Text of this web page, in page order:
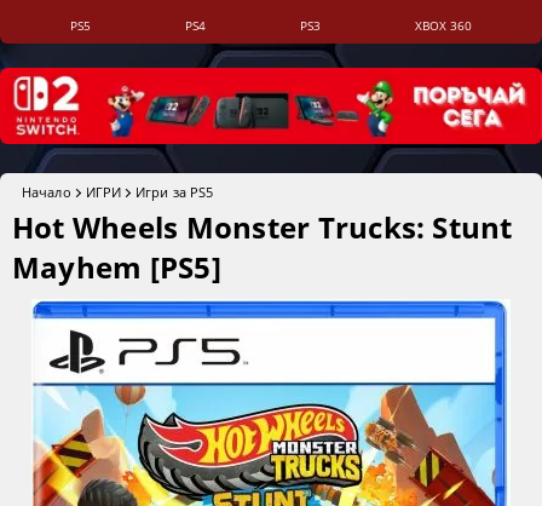
PS5 PS4 PS3 XBOX 360
Начало ИГРИ Игри за PS5
Hot Wheels Monster Trucks: Stunt
Mayhem [PS5]